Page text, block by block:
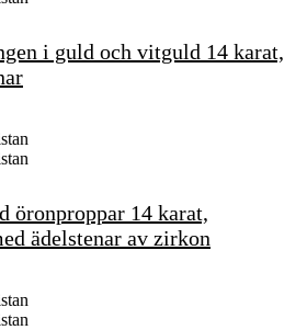
i guld och vitguld 14 karat,
öronproppar 14 karat,
ädelstenar av zirkon